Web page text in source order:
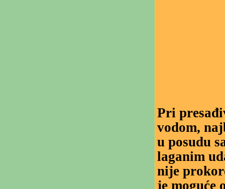
Pri
vodom,
u posudu
laganim
nije
je moguće